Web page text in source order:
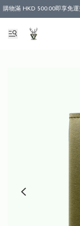
購物滿 HKD 500.00即享免